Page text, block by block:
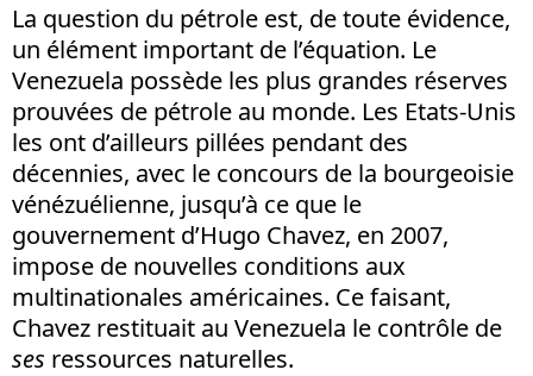
La question du pétrole est, de toute évidence,
un élément important de l’équation. Le
Venezuela possède les plus grandes réserves
prouvées de pétrole au monde. Les Etats-Unis
les ont d’ailleurs pillées pendant des
décennies, avec le concours de la bourgeoisie
vénézuélienne, jusqu’à ce que le
gouvernement d’Hugo Chavez, en 2007,
impose de nouvelles conditions aux
multinationales américaines. Ce faisant,
Chavez restituait au Venezuela le contrôle de
ses ressources naturelles.